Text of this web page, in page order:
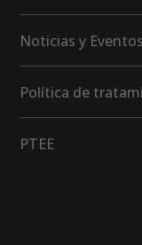
Noticias y Eventos
Política de
PTEE